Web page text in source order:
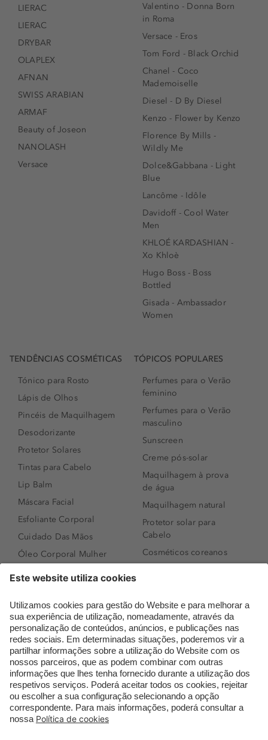
LIERAC
LIERAC
DRYBAR
OLAPLEX
AFNAN
SWISS ARABIAN
ARMAF
Beauty of Joseon
NANOLASH
Versace
Valentino - Donna Born
in Roma
Versace - Eros
Tom Ford - Black Orchid
Chanel - Coco
Mademoiselle
Diesel - D By Diesel
Kenzo - Flower by Kenzo
Florence By Mills -
Wildly Me
Dolce&Gabbana - Light
Blue
Lancôme - Idôle
Davidoff - Cool Water
Men
KHLOÉ KARDASHIAN -
Xo Khloè
Hugo Boss - Boss
Bottled
Gisada - Ambassador
Women
TENDÊNCIAS COSMÉTICAS
Tónico para Rosto
Lápis de Olhos
Pincéis de Maquilhagem
Desodorizante
Protetor Solares
Tintas para Cabelo
Lip Balm
Máscara Facial
Esfoliante Corporal
Cuidado Das Mãos
Óleo Corporal Mulher
Sérum de Rosto
Body mist & Spray
corporal
Produtos para Cabelo
Homem
Espuma de Limpeza
Facial
Dermocosmética
TÓPICOS POPULARES
Perfumes para o Verão
feminino
Perfumes para o Verão
masculino
Sunscreen
Creme pós-solar
Maquilhagem à prova
de água
Maquilhagem natural
Protetor solar para
Cabelo
Cosméticos coreanos
Perfumes árabes
Novidades
Melhores Perfumes
Femininos
TOP 10: Perfumes
Masculinos
Pestanas Postiças
Creme Rosto Homem